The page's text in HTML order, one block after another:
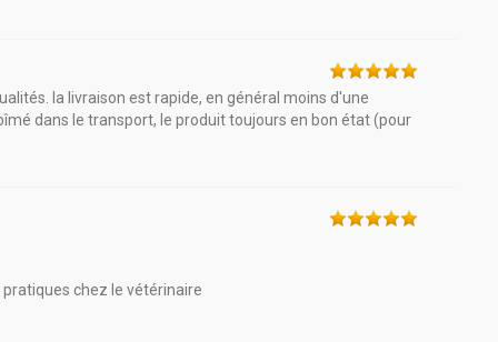
la livraison est rapide, en général moins d'une
dans le transport, le produit toujours en bon état (pour
chez le vétérinaire